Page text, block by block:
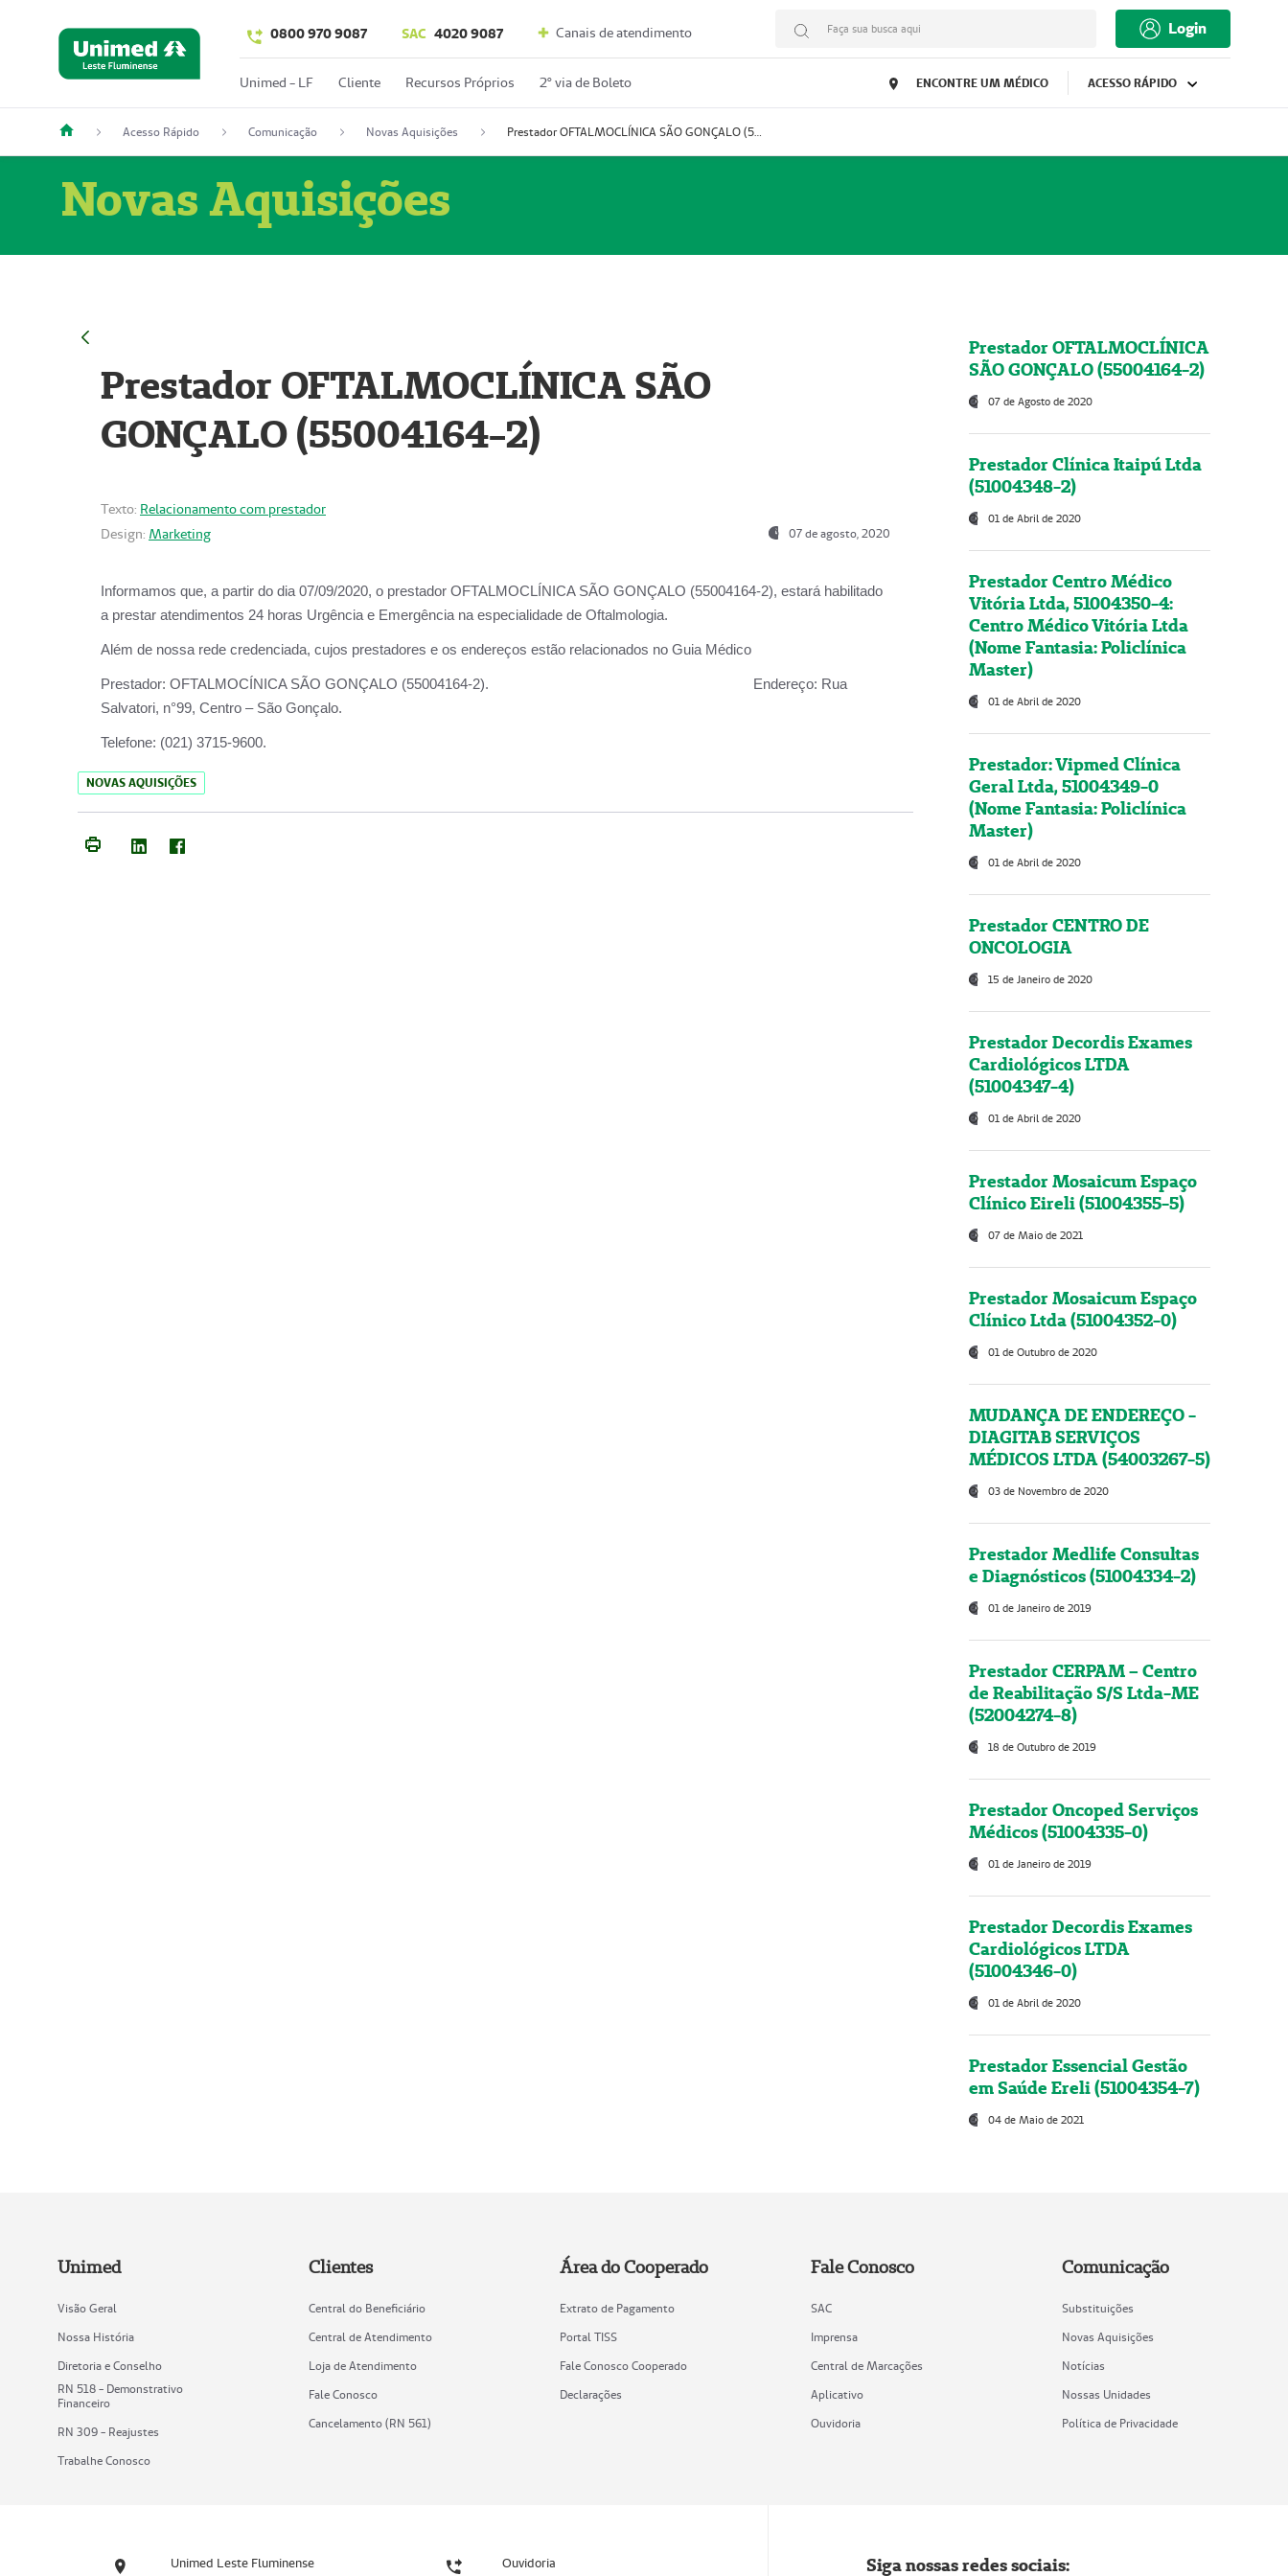
0800 970 9087 SAC 4020 9087 Canais de atendimento Faça sua busca aqui Login
Unimed - LF Cliente Recursos Próprios 2º via de Boleto ENCONTRE UM MÉDICO ACESSO RÁPIDO
Acesso Rápido Comunicação Novas Aquisições Prestador OFTALMOCLÍNICA SÃO GONÇALO (55004164-2)
Novas Aquisições
Prestador OFTALMOCLÍNICA SÃO
GONÇALO (55004164-2)
Texto: Relacionamento com prestador
Design: Marketing 07 de agosto, 2020
Informamos que, a partir do dia 07/09/2020, o prestador OFTALMOCLÍNICA SÃO GONÇALO (55004164-2), estará habilitado
a prestar atendimentos 24 horas Urgência e Emergência na especialidade de Oftalmologia.
Além de nossa rede credenciada, cujos prestadores e os endereços estão relacionados no Guia Médico
Prestador: OFTALMOCÍNICA SÃO GONÇALO (55004164-2). Endereço: Rua
Salvatori, n°99, Centro – São Gonçalo.
Telefone: (021) 3715-9600.
NOVAS AQUISIÇÕES
Prestador OFTALMOCLÍNICA
SÃO GONÇALO (55004164-2)
07 de Agosto de 2020
Prestador Clínica Itaipú Ltda
(51004348-2)
01 de Abril de 2020
Prestador Centro Médico
Vitória Ltda, 51004350-4:
Centro Médico Vitória Ltda
(Nome Fantasia: Policlínica
Master)
01 de Abril de 2020
Prestador: Vipmed Clínica
Geral Ltda, 51004349-0
(Nome Fantasia: Policlínica
Master)
01 de Abril de 2020
Prestador CENTRO DE
ONCOLOGIA
15 de Janeiro de 2020
Prestador Decordis Exames
Cardiológicos LTDA
(51004347-4)
01 de Abril de 2020
Prestador Mosaicum Espaço
Clínico Eireli (51004355-5)
07 de Maio de 2021
Prestador Mosaicum Espaço
Clínico Ltda (51004352-0)
01 de Outubro de 2020
MUDANÇA DE ENDEREÇO -
DIAGITAB SERVIÇOS
MÉDICOS LTDA (54003267-5)
03 de Novembro de 2020
Prestador Medlife Consultas
e Diagnósticos (51004334-2)
01 de Janeiro de 2019
Prestador CERPAM – Centro
de Reabilitação S/S Ltda-ME
(52004274-8)
18 de Outubro de 2019
Prestador Oncoped Serviços
Médicos (51004335-0)
01 de Janeiro de 2019
Prestador Decordis Exames
Cardiológicos LTDA
(51004346-0)
01 de Abril de 2020
Prestador Essencial Gestão
em Saúde Ereli (51004354-7)
04 de Maio de 2021
Unimed
Visão Geral
Nossa História
Diretoria e Conselho
RN 518 - Demonstrativo
Financeiro
RN 309 - Reajustes
Trabalhe Conosco
Clientes
Central do Beneficiário
Central de Atendimento
Loja de Atendimento
Fale Conosco
Cancelamento (RN 561)
Área do Cooperado
Extrato de Pagamento
Portal TISS
Fale Conosco Cooperado
Declarações
Fale Conosco
SAC
Imprensa
Central de Marcações
Aplicativo
Ouvidoria
Comunicação
Substituições
Novas Aquisições
Notícias
Nossas Unidades
Política de Privacidade
Unimed Leste Fluminense Ouvidoria Siga nossas redes sociais: